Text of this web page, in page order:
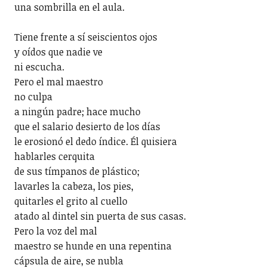
una sombrilla en el aula.
Tiene frente a sí seiscientos ojos
y oídos que nadie ve
ni escucha.
Pero el mal maestro
no culpa
a ningún padre; hace mucho
que el salario desierto de los días
le erosionó el dedo índice. Él quisiera
hablarles cerquita
de sus tímpanos de plástico;
lavarles la cabeza, los pies,
quitarles el grito al cuello
atado al dintel sin puerta de sus casas.
Pero la voz del mal
maestro se hunde en una repentina
cápsula de aire, se nubla